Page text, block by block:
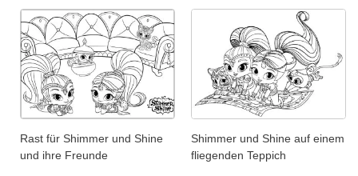
Rast für Shimmer und Shine
und ihre Freunde
Shimmer und Shine auf einem
fliegenden Teppich